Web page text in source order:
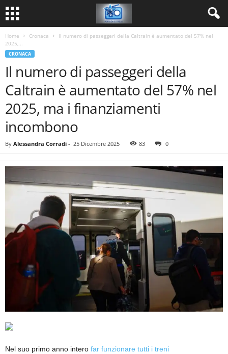
Home Cronaca
Il numero di passeggeri della Caltrain è aumentato del 57% nel
2025,...
CRONACA
Il numero di passeggeri della
Caltrain è aumentato del 57% nel
2025, ma i finanziamenti
incombono
By Alessandra Corradi - 25 Dicembre 2025 83 0
Nel suo primo anno intero far funzionare tutti i treni